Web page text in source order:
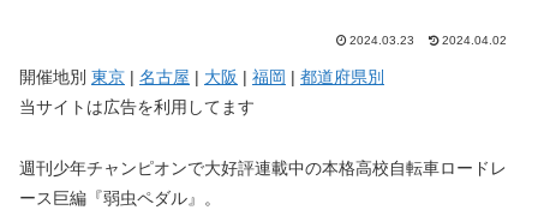
2024.03.23 2024.04.02
開催地別 東京 | 名古屋 | 大阪 | 福岡 | 都道府県別
当サイトは広告を利用してます
週刊少年チャンピオンで大好評連載中の本格高校自転車ロードレ
ース巨編『弱虫ペダル』。